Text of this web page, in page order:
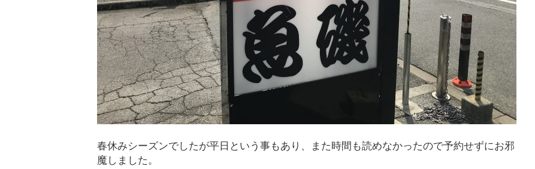
春休みシーズンでしたが平日という事もあり、また時間も読めなかったので予約せずにお邪
魔しました。